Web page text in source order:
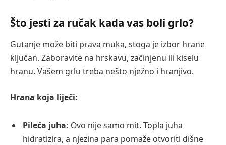
Što jesti za ručak kada vas boli grlo?
Gutanje može biti prava muka, stoga je izbor hrane
ključan. Zaboravite na hrskavu, začinjenu ili kiselu
hranu. Vašem grlu treba nešto nježno i hranjivo.
Hrana koja liječi:
Pileća juha: Ovo nije samo mit. Topla juha
hidratizira, a njezina para pomaže otvoriti dišne